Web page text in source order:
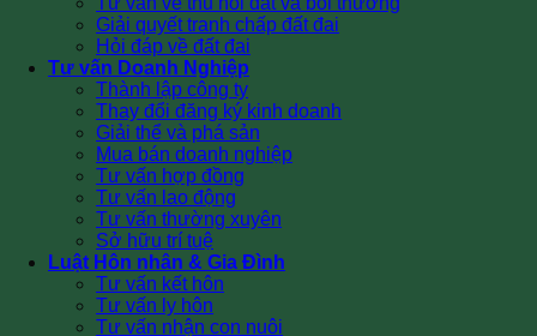
Giải quyết tranh chấp đất đai
Hỏi đáp về đất đai
Tư vấn Doanh Nghiệp
Thành lập công ty
Thay đổi đăng ký kinh doanh
Giải thể và phá sản
Mua bán doanh nghiệp
Tư vấn hợp đồng
Tư vấn lao động
Tư vấn thường xuyên
Sở hữu trí tuệ
Luật Hôn nhân & Gia Đình
Tư vấn kết hôn
Tư vấn ly hôn
Tư vấn nhận con nuôi